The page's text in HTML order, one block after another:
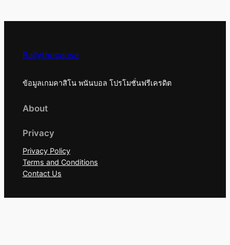
Rallythecause
ข้อมูลเกมคาสิโน พนันบอล โปรโมชั่นฟรีเครดิต
About
Privacy
Privacy Policy
Terms and Conditions
Contact Us